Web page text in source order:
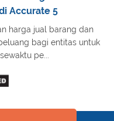
Accurate 5
harga jual barang dan
bagi entitas untuk
pe...